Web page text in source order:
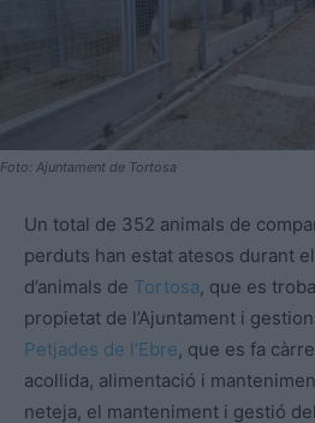
Foto: Ajuntament de Tortosa
Un total de 352 animals de
perduts han estat atesos durant
d’animals de Tortosa, que es
propietat de l’Ajuntament i
Petjades de l’Ebre, que es fa
acollida, alimentació i
neteja, el manteniment i gestió